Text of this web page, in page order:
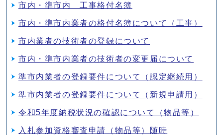
市内・準市内 工事格付名簿
市内・準市内業者の格付名簿について（工事）
市内業者の技術者の登録について
市内・準市内業者の技術者の変更届について
準市内業者の登録要件について（認定継続用）
準市内業者の登録要件について（新規申請用）
令和5年度納税状況の確認について（物品等）
入札参加資格審査申請（物品等）随時